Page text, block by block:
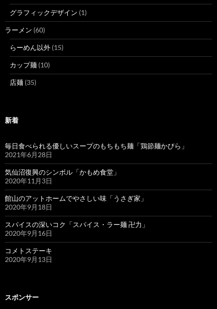
グラフィックデザイン (1)
ラーメン (60)
らーめん以外 (15)
カップ麺 (10)
店麺 (35)
新着
毎日食べられる優しいスープのもちもち麺「鶏節麺かびら」
2021年6月28日
気仙沼復興のシンボル「かもめ食堂」
2020年11月3日
館山のアットホームでやさしい味「うさぎ家」
2020年9月18日
スパイスの深いコク「スパイス・ラー麺 卍力」
2020年9月16日
コメトステーキ
2020年9月13日
スポンサー